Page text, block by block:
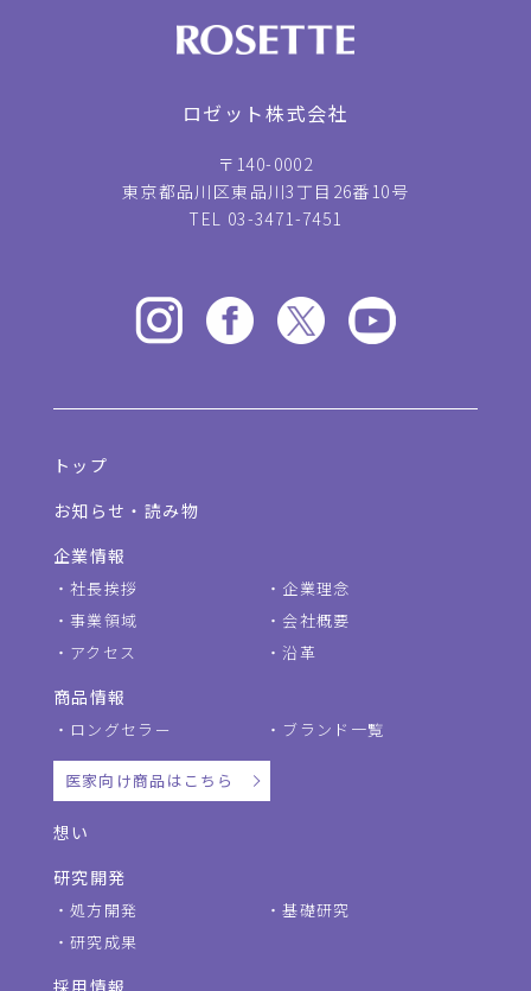
ロゼット株式会社
〒140-0002
東京都品川区東品川3丁目26番10号
TEL 03-3471-7451
トップ
お知らせ・読み物
企業情報
社長挨拶
企業理念
事業領域
会社概要
アクセス
沿革
商品情報
ロングセラー ブランド一覧
医家向け商品はこちら
想い
研究開発
処方開発
基礎研究
研究成果
採用情報